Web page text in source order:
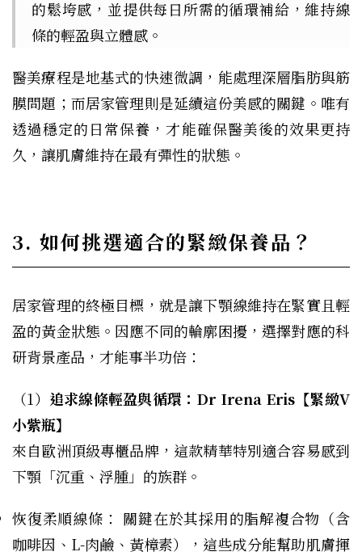
的鬆垮感，並提供每日所需的循環補給，維持線
條的輕盈與立體感。
醫美療程是地基式的快速微調，能處理深層脂肪與筋
膜問題；而居家管理則是延續這份美感的關鍵。唯有
透過穩定的日常保養，才能確保醫美後的效果更持
久，讓肌膚維持在最有彈性的狀態。
3. 如何挑選適合的緊緻保養品？
居家管理的終極目標，就是讓下顎線維持在緊實且輕
盈的黃金狀態。因應不同的輪廓困擾，選擇對應的科
研背景產品，才能事半功倍：
（1） 追求線條輕盈與循環：Dr Irena Eris【緊緻V
小紫瓶】
來自歐洲頂級專櫃品牌，這款精華特別適合容易感到
下顎「沉重、浮腫」的族群。
恢復柔順線條： 關鍵在於其採用的脂解複合物（含
咖啡因、L-肉鹼、黃樟素），這些成分能幫助肌膚揮